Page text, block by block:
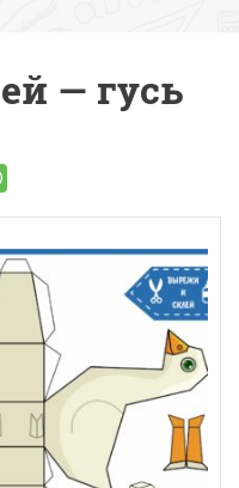
— гусь